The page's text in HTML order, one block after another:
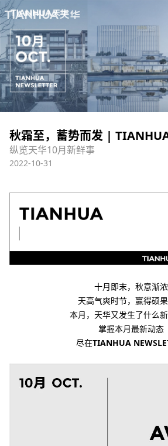
秋霜至，蓄势而发 |
纵览天华10月新鲜事
2022-10-31
十月即末， 秋意渐浓
天高气爽时节，赢得硕
本月， 天华又发生了什么新
掌握本月最新动态
尽在TIANHUA